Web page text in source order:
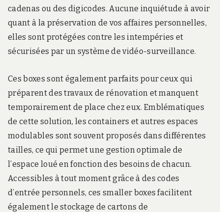
cadenas ou des digicodes. Aucune inquiétude à avoir
quant à la préservation de vos affaires personnelles,
elles sont protégées contre les intempéries et
sécurisées par un système de vidéo-surveillance.
Ces boxes sont également parfaits pour ceux qui
préparent des travaux de rénovation et manquent
temporairement de place chez eux. Emblématiques
de cette solution, les containers et autres espaces
modulables sont souvent proposés dans différentes
tailles, ce qui permet une gestion optimale de
l’espace loué en fonction des besoins de chacun.
Accessibles à tout moment grâce à des codes
d’entrée personnels, ces smaller boxes facilitent
également le stockage de cartons de